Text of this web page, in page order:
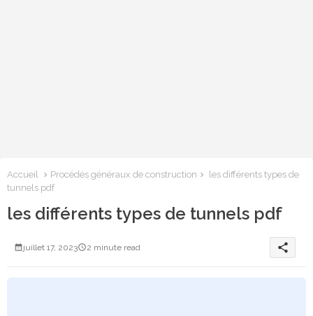
Accueil Procédés généraux de construction
les différents types de
tunnels pdf
les différents types de tunnels pdf
juillet 17, 2023 2 minute read share